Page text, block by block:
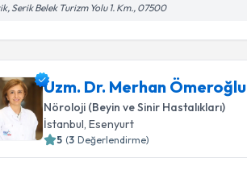
Serik Belek Turizm Yolu 1. Km., 07500
Uzm. Dr. Merhan Ömeroğlu
Nöroloji (Beyin ve Sinir Hastalıkları)
İstanbul,Esenyurt
5 (3 Değerlendirme)